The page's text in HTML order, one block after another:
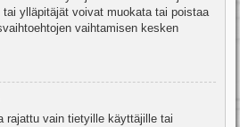
ylläpitäjät voivat muokata tai poistaa
vaihtamisen kesken
rajattu vain tietyille käyttäjille tai